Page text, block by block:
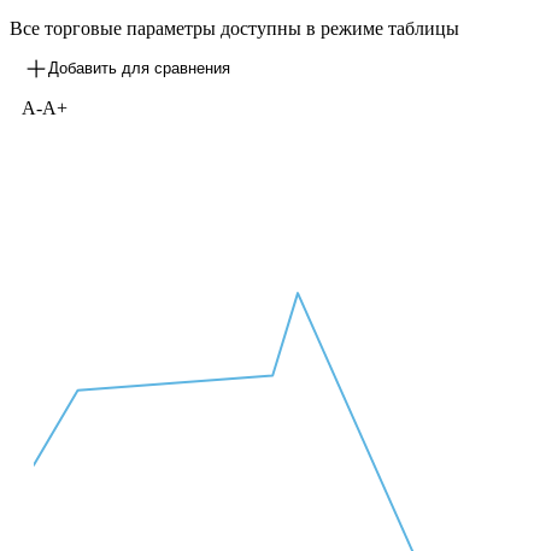
Все торговые параметры доступны в режиме таблицы
Добавить для сравнения